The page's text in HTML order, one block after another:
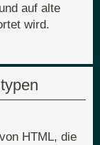
auf alte
wird.
HTML, die